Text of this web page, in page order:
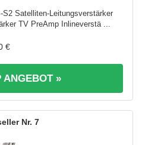
Satelliten-Leitungsverstärker
TV PreAmp Inlineverstä ...
€
ANGEBOT »
7